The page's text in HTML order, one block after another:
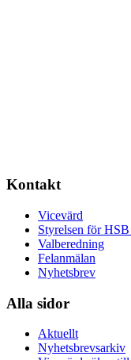
Kontakt
Vicevärd
Styrelsen för
Valberedning
Felanmälan
Nyhetsbrev
Alla sidor
Aktuellt
Nyhetsbrevsarkiv